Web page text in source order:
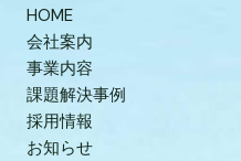
HOME
会社案内
事業内容
課題解決事例
採用情報
お知らせ